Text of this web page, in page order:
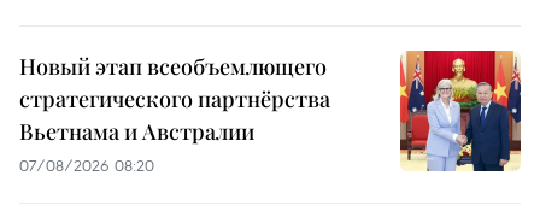
Новый этап всеобъемлющего
стратегического партнёрства
Вьетнама и Австралии
07/08/2026 08:20